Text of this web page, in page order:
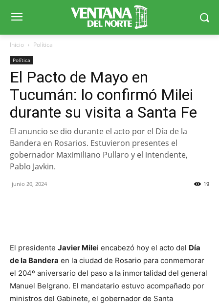
Inicio Política
Política
El Pacto de Mayo en
Tucumán: lo confirmó Milei
durante su visita a Santa Fe
El anuncio se dio durante el acto por el Día de la
Bandera en Rosarios. Estuvieron presentes el
gobernador Maximiliano Pullaro y el intendente,
Pablo Javkin.
junio 20, 2024 19
El presidente Javier Milei encabezó hoy el acto del Día
de la Bandera en la ciudad de Rosario para conmemorar
el 204º aniversario del paso a la inmortalidad del general
Manuel Belgrano. El mandatario estuvo acompañado por
ministros del Gabinete, el gobernador de Santa